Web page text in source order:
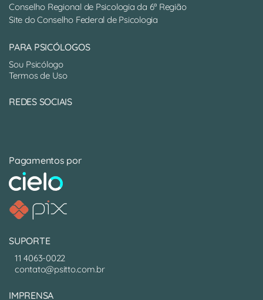
Conselho Regional de Psicologia da 6ª Região
Site do Conselho Federal de Psicologia
PARA PSICÓLOGOS
Sou Psicólogo
Termos de Uso
REDES SOCIAIS
Pagamentos por
SUPORTE
11 4063-0022
contato@psitto.com.br
IMPRENSA